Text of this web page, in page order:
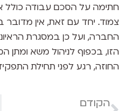
חתימה על הסכם עבודה כולל
צמוד. יחד עם זאת, אין מדובר
החברה, ועל כן במסגרת
הזו, בכפוף לניהול משא ומתן
החוזה, רגע לפני תחילת התפקיד.
הקודם